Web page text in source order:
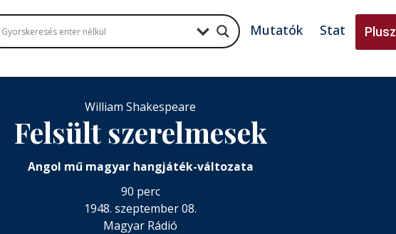
Mutatók Stat Plusz
William Shakespeare
Felsült szerelmesek
Angol mű magyar hangjáték-változata
90 perc
1948. szeptember 08.
Magyar Rádió